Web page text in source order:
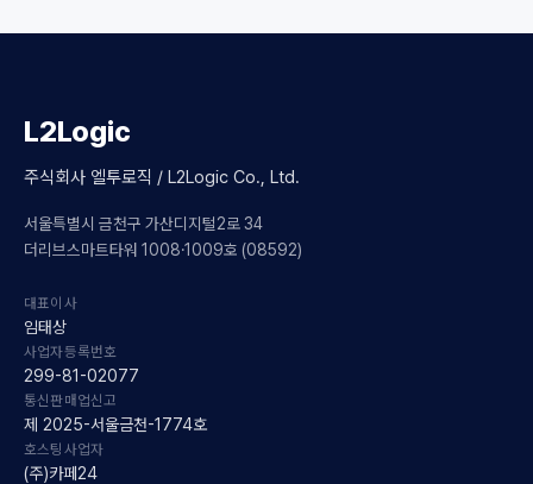
L2Logic
주식회사 엘투로직 / L2Logic Co., Ltd.
서울특별시 금천구 가산디지털2로 34
더리브스마트타워 1008·1009호 (08592)
대표이사
임태상
사업자등록번호
299-81-02077
통신판매업신고
제 2025-서울금천-1774호
호스팅사업자
(주)카페24